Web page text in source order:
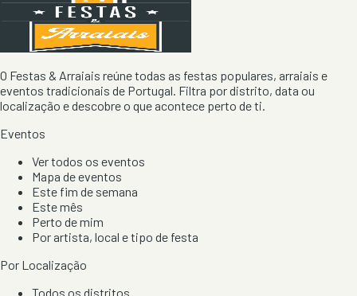
O Festas & Arraiais reúne todas as festas populares, arraiais e
eventos tradicionais de Portugal. Filtra por distrito, data ou
localização e descobre o que acontece perto de ti.
Eventos
Ver todos os eventos
Mapa de eventos
Este fim de semana
Este mês
Perto de mim
Por artista, local e tipo de festa
Por Localização
Todos os distritos